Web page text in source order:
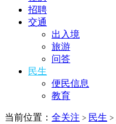
招聘
交通
出入境
旅游
问答
民生
便民信息
教育
当前位置： 全关注 > 民生 >